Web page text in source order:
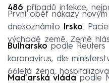
486 případů infekce,
První oběť nákazy
dnesoznámilo
Irsko.
východě země. Země
Bulharsko podle Reuters
koronavirus, dle
66letá žena,
Maďarská vláda podle